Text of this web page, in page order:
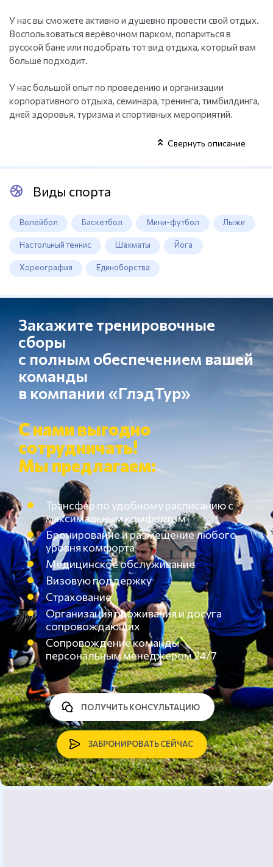
У нас вы сможете активно и душевно провести свой отдых.
Воспользоваться верёвочном парком, попариться в
русской бане или подобрать тот вид отдыха, который вам
больше подходит.
У нас большой опыт по проведению и организации
корпоративного отдыха, семинара, тренинга, тимбилдинга,
дней здоровья, туризма и спортивных мероприятий.
Свернуть описание
Виды спорта
Волейбол Баскетбол Мини-футбол Лыжи
Настольный теннис Шахматы Йога
Хореография Единоборства
Закажите тренировочные
сборы
с полным обеспечением вашей
команды
в компании «ГлэдТур»
С нами выгодно
сотрудничать!
Мы предлагаем:
Трансфер по удобному расписанию с
максимальным комфортом
Бронирование и размещение любого
уровня комфорта
Медицинское обслуживание
Визовую поддержку
Страхование
Организация проживания и досуга
сопровождающих
Сопровождение команды
персональным менеджером 24/7
ЗАБРОНИРОВАТЬ СЕЙЧАС
ПОЛУЧИТЬ КОНСУЛЬТАЦИЮ